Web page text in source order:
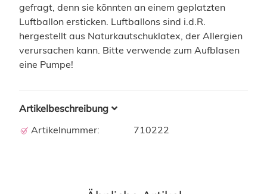
gefragt, denn sie könnten an einem geplatzten
Luftballon ersticken. Luftballons sind i.d.R.
hergestellt aus Naturkautschuklatex, der Allergien
verursachen kann. Bitte verwende zum Aufblasen
eine Pumpe!
Artikelbeschreibung
Artikelnummer:
710222